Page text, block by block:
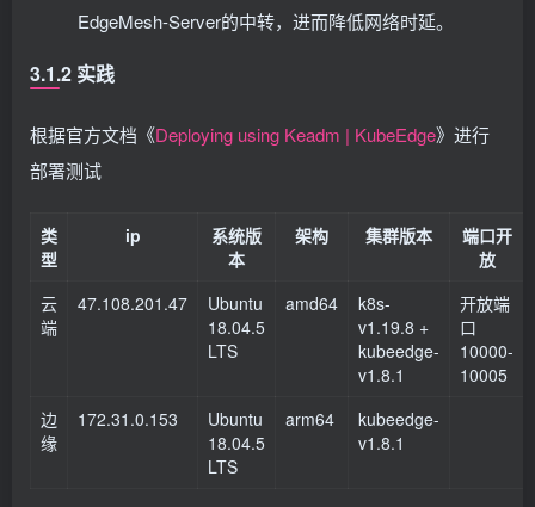
EdgeMesh-Server的中转，进而降低网络时延。
3.1.2 实践
根据官方文档《Deploying using Keadm | KubeEdge》进行
部署测试
类
型
ip
系统版
本
架构 集群版本
端口开
放
云
端
47.108.201.47
Ubuntu
18.04.5
LTS
amd64
k8s-
v1.19.8 +
kubeedge-
v1.8.1
开放端
口
10000-
10005
边
缘
172.31.0.153
Ubuntu
18.04.5
LTS
arm64
kubeedge-
v1.8.1